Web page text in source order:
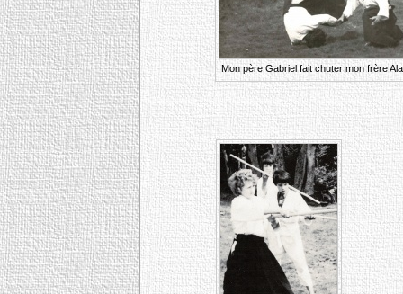
Mon père Gabriel fait chuter mon frère